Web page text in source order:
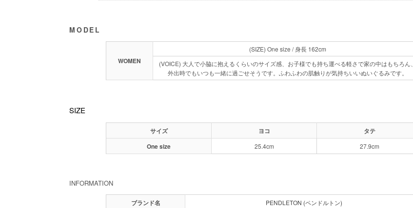
MODEL
WOMEN
(SIZE) One size / 身長 162cm
(VOICE) 大人で小脇に抱えるくらいのサイズ感、お子様でも持ち運べる軽さで家の中はもちろん、
外出時でもいつも一緒に過ごせそうです。ふわふわの肌触りが気持ちいいぬいぐるみです。
SIZE
サイズ ヨコ
タテ
One size
25.4cm 27.9cm
INFORMATION
ブランド名 PENDLETON (ペンドルトン)